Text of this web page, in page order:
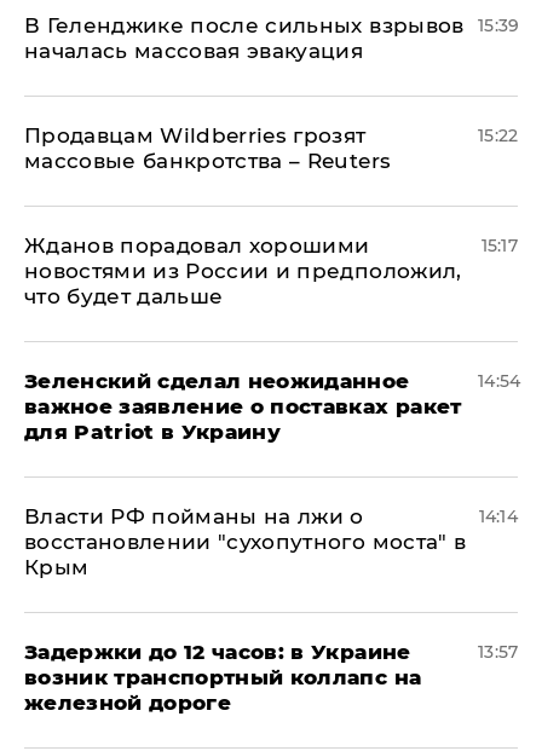
В Геленджике после сильных взрывов
началась массовая эвакуация
15:39
Продавцам Wildberries грозят
массовые банкротства – Reuters
15:22
Жданов порадовал хорошими
новостями из России и предположил,
что будет дальше
15:17
Зеленский сделал неожиданное
важное заявление о поставках ракет
для Patriot в Украину
14:54
Власти РФ пойманы на лжи о
восстановлении "сухопутного моста" в
Крым
14:14
Задержки до 12 часов: в Украине
возник транспортный коллапс на
железной дороге
13:57